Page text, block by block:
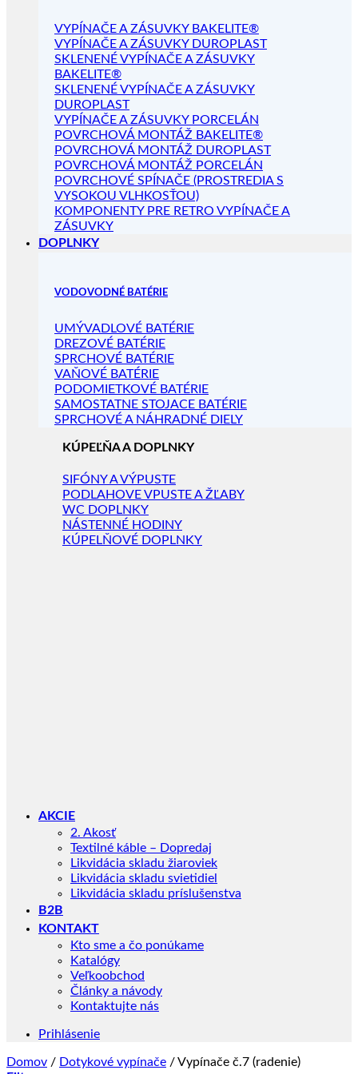
VYPÍNAČE A ZÁSUVKY BAKELITE®
VYPÍNAČE A ZÁSUVKY DUROPLAST
SKLENENÉ VYPÍNAČE A ZÁSUVKY
BAKELITE®
SKLENENÉ VYPÍNAČE A ZÁSUVKY
DUROPLAST
VYPÍNAČE A ZÁSUVKY PORCELÁN
POVRCHOVÁ MONTÁŽ BAKELITE®
POVRCHOVÁ MONTÁŽ DUROPLAST
POVRCHOVÁ MONTÁŽ PORCELÁN
POVRCHOVÉ SPÍNAČE (PROSTREDIA S
VYSOKOU VLHKOSŤOU)
KOMPONENTY PRE RETRO VYPÍNAČE A
ZÁSUVKY
DOPLNKY
VODOVODNÉ BATÉRIE
UMÝVADLOVÉ BATÉRIE
DREZOVÉ BATÉRIE
SPRCHOVÉ BATÉRIE
VAŇOVÉ BATÉRIE
PODOMIETKOVÉ BATÉRIE
SAMOSTATNE STOJACE BATÉRIE
SPRCHOVÉ A NÁHRADNÉ DIELY
KÚPEĽŇA A DOPLNKY
SIFÓNY A VÝPUSTE
PODLAHOVE VPUSTE A ŽĽABY
WC DOPLNKY
NÁSTENNÉ HODINY
KÚPELŇOVÉ DOPLNKY
AKCIE
2. Akosť
Textilné káble – Dopredaj
Likvidácia skladu žiaroviek
Likvidácia skladu svietidiel
Likvidácia skladu príslušenstva
B2B
KONTAKT
Kto sme a čo ponúkame
Katalógy
Veľkoobchod
Články a návody
Kontaktujte nás
Prihlásenie
Domov / Dotykové vypínače /Vypínače č.7 (radenie)